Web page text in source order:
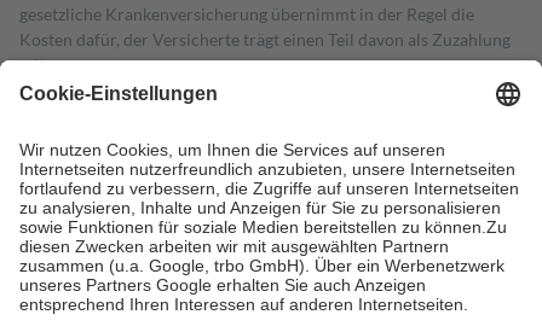
gesetzliche Krankenversicherung übernimmt in der Regel die
Kosten dafür, der Versicherte trägt einen Teil davon als Zuzahlung
mit.
Grundsätzlich leisten Mitglieder Zuzahlungen in Höhe von zehn
höchstens zehn Euro.
Es sind jedoch nie mehr als die tatsächlichen
Kosten der Leistung zu entrichten.
Diese Regeln gelten grundsätzlich auch für Online-Apotheken.
Bei Heilmitteln und häuslicher Krankenpflege beträgt die
Zuzahlung zehn Prozent der Kosten sowie zehn Euro je
Verordnung.
Um das Engagement der Versicherten für ihre eigene Gesundheit zu
stärken und die besondere Stellung der Familie zu unterstützen,